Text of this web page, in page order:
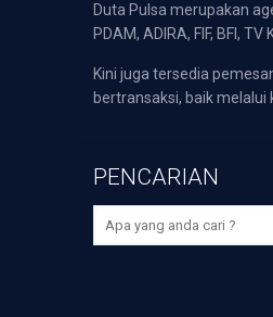
Duta Pulsa merupakan
PDAM, ADIRA, FIF, BFI,
Kini juga tersedia
bertransaksi, baik melalui
PENCARIAN